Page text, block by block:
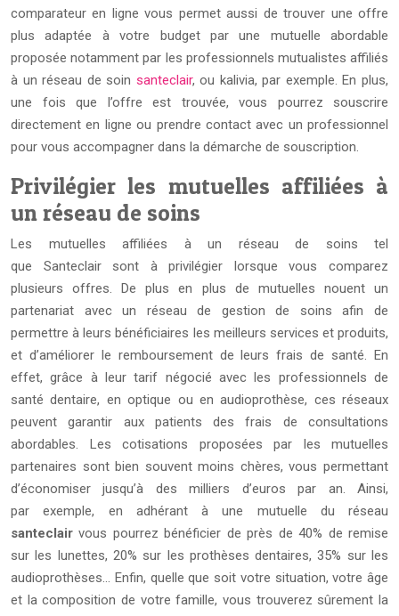
comparateur en ligne vous permet aussi de trouver une offre
plus adaptée à votre budget par une mutuelle abordable
proposée notamment par les professionnels mutualistes affiliés
à un réseau de soin santeclair, ou kalivia, par exemple. En plus,
une fois que l’offre est trouvée, vous pourrez souscrire
directement en ligne ou prendre contact avec un professionnel
pour vous accompagner dans la démarche de souscription.
Privilégier les mutuelles affiliées à
un réseau de soins
Les mutuelles affiliées à un réseau de soins tel
que Santeclair sont à privilégier lorsque vous comparez
plusieurs offres. De plus en plus de mutuelles nouent un
partenariat avec un réseau de gestion de soins afin de
permettre à leurs bénéficiaires les meilleurs services et produits,
et d’améliorer le remboursement de leurs frais de santé. En
effet, grâce à leur tarif négocié avec les professionnels de
santé dentaire, en optique ou en audioprothèse, ces réseaux
peuvent garantir aux patients des frais de consultations
abordables. Les cotisations proposées par les mutuelles
partenaires sont bien souvent moins chères, vous permettant
d’économiser jusqu’à des milliers d’euros par an. Ainsi,
par exemple, en adhérant à une mutuelle du réseau
santeclair vous pourrez bénéficier de près de 40% de remise
sur les lunettes, 20% sur les prothèses dentaires, 35% sur les
audioprothèses… Enfin, quelle que soit votre situation, votre âge
et la composition de votre famille, vous trouverez sûrement la